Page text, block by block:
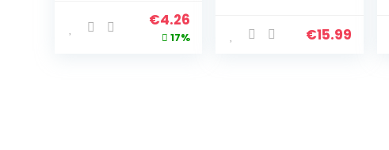
tanduiteinden
en ijverig
kauwende
Original
price
€4.26
price
17%
Rubber |
Tandenborstel
€15.99